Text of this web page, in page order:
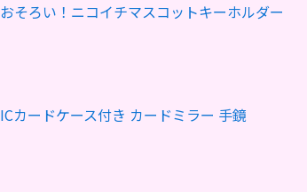
おそろい！ニコイチマスコットキーホルダー
ICカードケース付き カードミラー 手鏡